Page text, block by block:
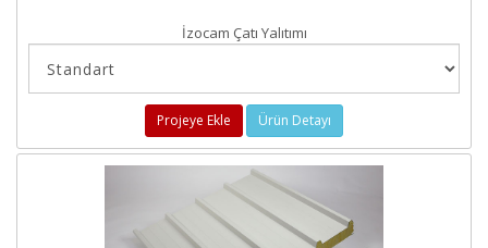
İzocam Çatı Yalıtımı
Projeye Ekle Ürün Detayı